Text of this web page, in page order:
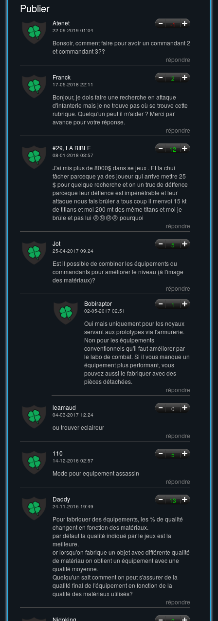
Publier
-1
Atenet
22-09-2019 01:04
Bonsoir, comment faire pour avoir un commandant 2
et commandant 3??
répondre
2
Franck
17-05-2018 22:11
Bonjour, je dois faire une recherche en attaque
d'infanterie mais je ne trouve pas où se trouve cette
rubrique. Quelqu'un peut il m'aider ? Merci par
avance pour votre réponse.
répondre
12
#29, LA BIBLE
08-01-2018 03:57
J'ai mis plus de 8000$ dans se jeux . Et la chui
fâcher parceque ya des joueur qui arrive mettre 25
$ pour quelque recherche et on un truc de déffence
parceque leur déffence est impénétrable et leur
attaque nous fais brûler a tous coup il menvoi 15 kt
de titians et moi 200 mt des même titans et moi je
brûle et pas lui 😠😠😠😠 pourquoi
répondre
5
Jot
25-04-2017 09:24
Est il possible de combiner les équipements du
commandants pour améliorer le niveau (à l'image
des matériaux)?
répondre
1
Bobiraptor
02-05-2017 02:51
Oui mais uniquement pour les noyaux
servant aux prototypes via l'armurerie.
Non pour les équipements
conventionnels qu'il faut améliorer par
le labo de combat. Si il vous manque un
équipement plus performant, vous
pouvez aussi le fabriquer avec des
pièces détachées.
répondre
0
leamaud
04-03-2017 12:24
ou trouver eclaireur
répondre
5
110
14-12-2016 02:57
Mode pour equipement assassin
répondre
13
Daddy
24-11-2016 19:49
Pour fabriquer des équipements, les % de qualité
changent en fonction des matériaux.
par défaut la qualité indiqué par le jeux est la
meilleure.
or lorsqu'on fabrique un objet avec différente qualité
de matériau on obtient un équipement avec une
qualité moyenne.
Quelqu'un sait comment on peut s'assurer de la
qualité final de l'équipement en fonction de la
qualité des matériaux utilisés?
répondre
Nidoking